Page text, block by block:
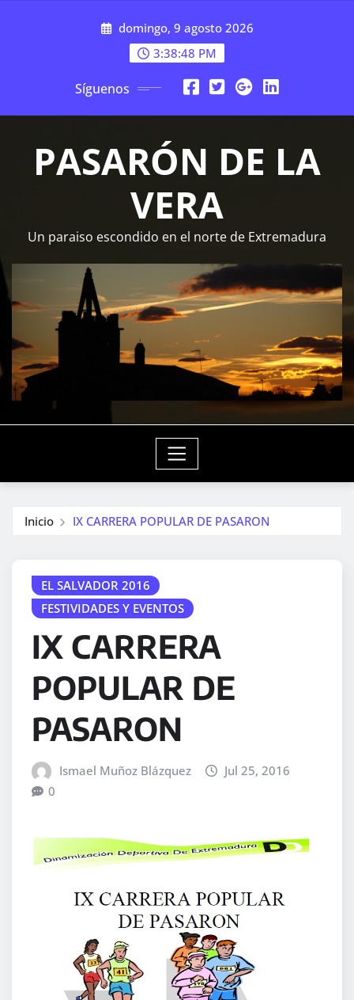
domingo, 9 agosto 2026
3:38:49 PM
Síguenos
PASARÓN DE LA
VERA
Un paraiso escondido en el norte de Extremadura
Inicio IX CARRERA POPULAR DE PASARON
EL SALVADOR 2016
FESTIVIDADES Y EVENTOS
IX CARRERA
POPULAR DE
PASARON
Ismael Muñoz Blázquez
Jul 25, 2016
0